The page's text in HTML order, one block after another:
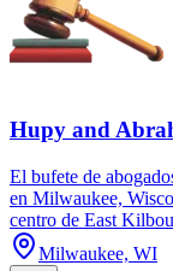
Hupy and
El bufete de
en Milwaukee,
centro de East
Milwaukee, WI